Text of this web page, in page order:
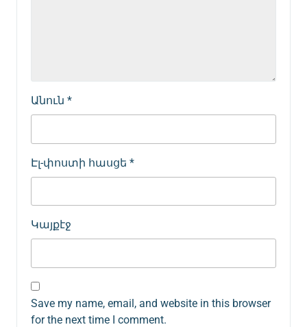
Անուն *
Էլ-փոստի հասցե *
Կայքէջ
Save my name, email, and website in this browser
for the next time I comment.